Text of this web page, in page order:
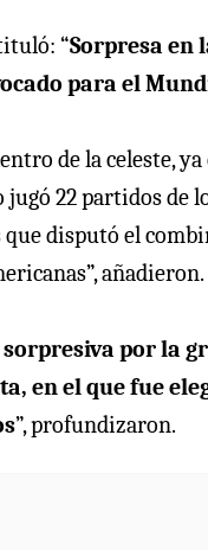
“Sorpresa en
para el
de la celeste,
jugó 22 partidos de
disputó el
añadieron.
por la
en el que fue
”, profundizaron.